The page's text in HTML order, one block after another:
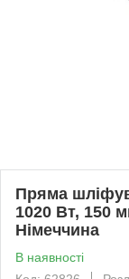
Пряма
1020 Вт, 150
Німеччина
В наявності